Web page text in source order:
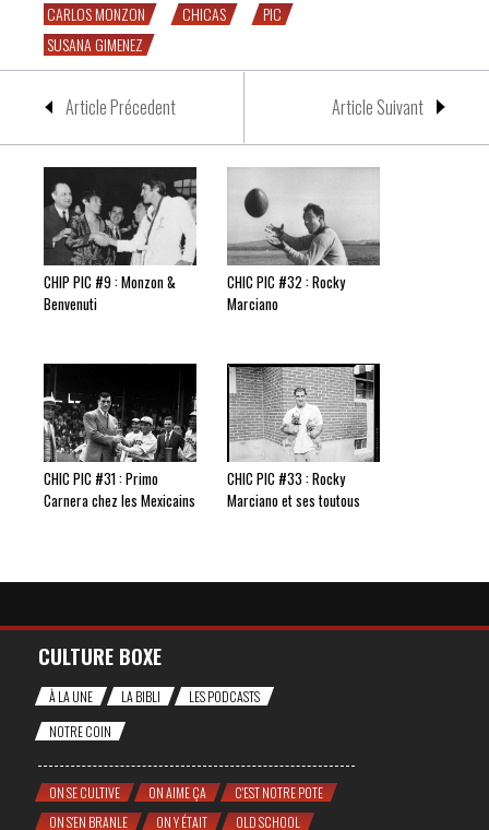
CARLOS MONZON CHICAS
PIC
SUSANA GIMENEZ
Article Précedent Article Suivant
CHIP PIC #9 : Monzon &
Benvenuti
CHIC PIC #32 : Rocky
Marciano
CHIC PIC #31 : Primo
Carnera chez les Mexicains
CHIC PIC #33 : Rocky
Marciano et ses toutous
CULTURE BOXE
À LA UNE LA BIBLI
LES PODCASTS
NOTRE COIN
ON SE CULTIVE ON AIME ÇA
C'EST NOTRE POTE
ON S'EN BRANLE
ON Y ÉTAIT OLD SCHOOL